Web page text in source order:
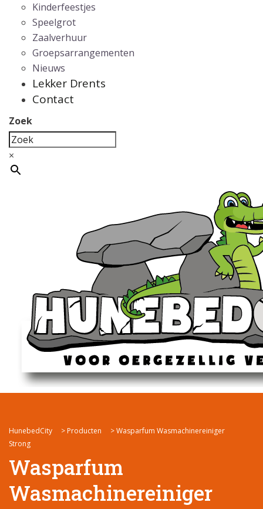
Kinderfeestjes
Speelgrot
Zaalverhuur
Groepsarrangementen
Nieuws
Lekker Drents
Contact
Zoek
×
HunebedCity > Producten >Wasparfum Wasmachinereiniger
Strong
Wasparfum
Wasmachinereiniger